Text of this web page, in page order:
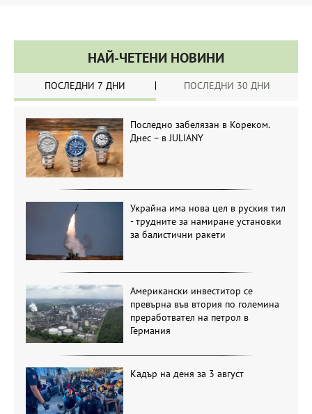
НАЙ-ЧЕТЕНИ НОВИНИ
ПОСЛЕДНИ 7 ДНИ ПОСЛЕДНИ 30 ДНИ
Последно забелязан в Кореком.
Днес – в JULIANY
Украйна има нова цел в руския тил
- трудните за намиране установки
за балистични ракети
Американски инвеститор се
превърна във втория по големина
преработвател на петрол в
Германия
Кадър на деня за 3 август